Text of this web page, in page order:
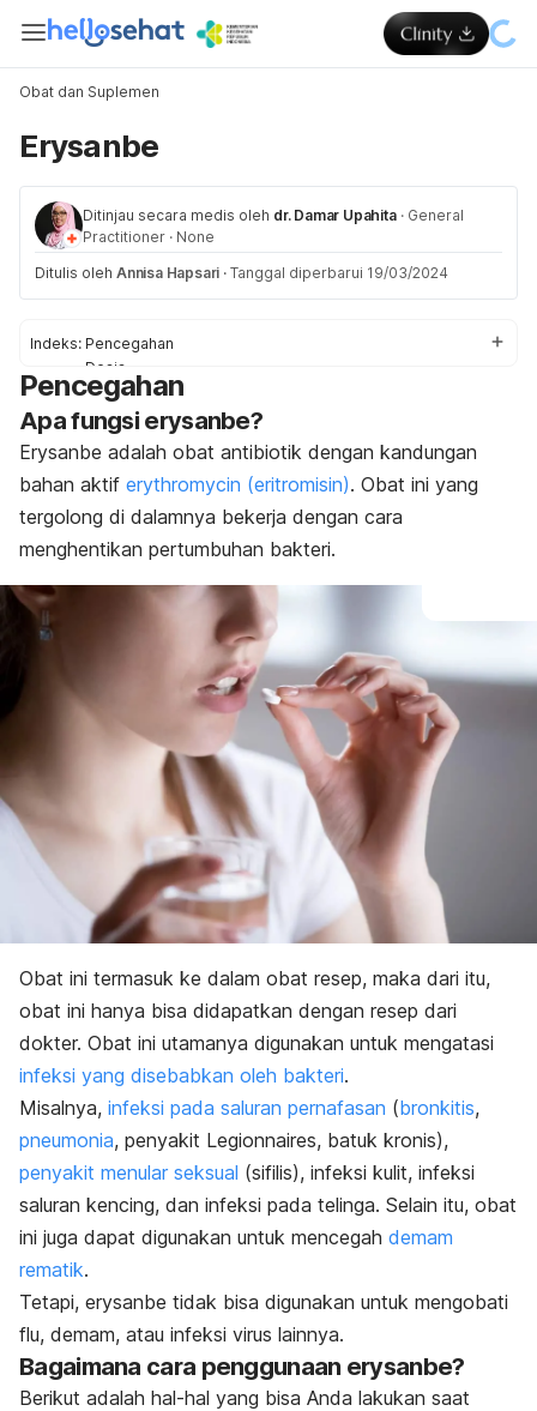
Obat dan Suplemen
Erysanbe
Ditinjau secara medis oleh dr. Damar Upahita · General
Practitioner · None
Ditulis oleh Annisa Hapsari · Tanggal diperbarui 19/03/2024
Indeks: Pencegahan
Dosis
Efek Samping
Peringatan & Pencegahan
Interaksi
Overdosis
Pencegahan
Apa fungsi erysanbe?
Erysanbe adalah obat antibiotik dengan kandungan
bahan aktif erythromycin (eritromisin). Obat ini yang
tergolong di dalamnya bekerja dengan cara
menghentikan pertumbuhan bakteri.
Obat ini termasuk ke dalam obat resep, maka dari itu,
obat ini hanya bisa didapatkan dengan resep dari
dokter. Obat ini utamanya digunakan untuk mengatasi
infeksi yang disebabkan oleh bakteri.
Misalnya, infeksi pada saluran pernafasan (bronkitis,
pneumonia, penyakit Legionnaires, batuk kronis),
penyakit menular seksual (sifilis), infeksi kulit, infeksi
saluran kencing, dan infeksi pada telinga. Selain itu, obat
ini juga dapat digunakan untuk mencegah demam
rematik.
Tetapi, erysanbe tidak bisa digunakan untuk mengobati
flu, demam, atau infeksi virus lainnya.
Bagaimana cara penggunaan erysanbe?
Berikut adalah hal-hal yang bisa Anda lakukan saat